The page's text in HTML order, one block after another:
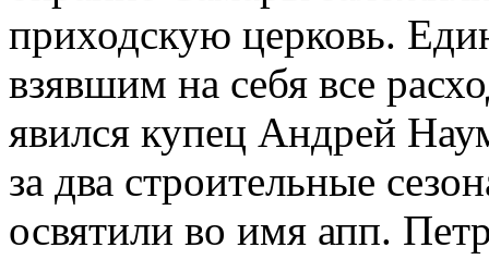
приходскую церковь.
взявшим на себя все
явился купец Андрей
за два строительные
освятили во имя апп.